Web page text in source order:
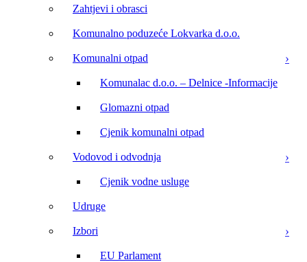
Zahtjevi i obrasci
Komunalno poduzeće Lokvarka d.o.o.
Komunalni otpad
Komunalac d.o.o. – Delnice -Informacije
Glomazni otpad
Cjenik komunalni otpad
Vodovod i odvodnja
Cjenik vodne usluge
Udruge
Izbori
EU Parlament